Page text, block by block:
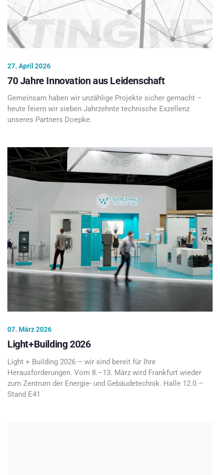
27. April 2026
70 Jahre Innovation aus Leidenschaft
Gemeinsam haben wir unzählige Projekte sicher gemacht –
heute feiern wir sieben Jahrzehnte technische Exzellenz
unseres Partners Doepke.
07. März 2026
Light+Building 2026
Light + Building 2026 – wir sind bereit für Ihre
Herausforderungen. Vom 8.–13. März wird Frankfurt wieder
zum Zentrum der Energie- und Gebäudetechnik. Halle 12.0 –
Stand E41